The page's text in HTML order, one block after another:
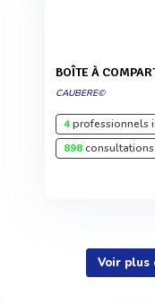
BOÎTE À
CAUBERE©
4professionnels
898
Voir plus